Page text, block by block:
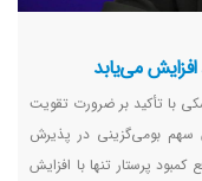
با تأکید بر ضرورت تقویت
سهم بومی‌گزینی در پذیرش
و گفت: رفع کمبود پرستار تنها با افزایش